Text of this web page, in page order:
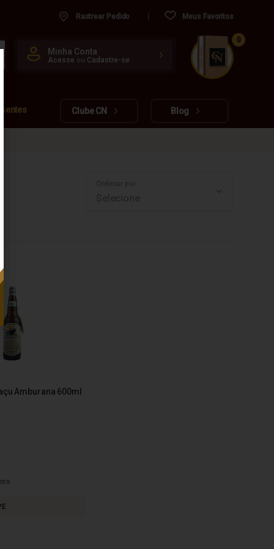
Rastrear Pedido Meus Favoritos
Minha Conta
Acesse ou Cadastre-se
www.cachacarianacional.com.br
CUIDADO FRÁGIL
0
Clube CN Blog
Amburana 600ml